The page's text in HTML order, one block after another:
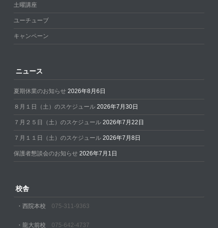
土曜講座
ユーチューブ
キャンペーン
ニュース
夏期休業のお知らせ 2026年8月6日
８月１日（土）のスケジュール 2026年7月30日
７月２５日（土）のスケジュール 2026年7月22日
７月１１日（土）のスケジュール 2026年7月8日
保護者懇談会のお知らせ 2026年7月1日
校舎
・西院本校 075-311-9363
・龍大前校 075-642-4737